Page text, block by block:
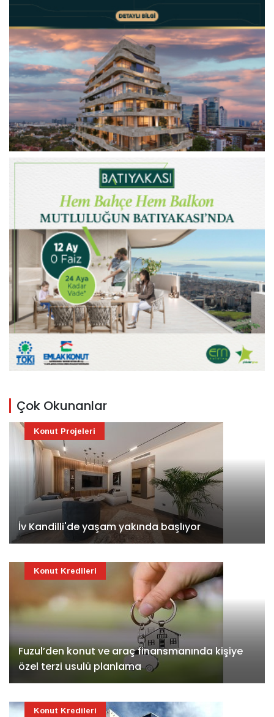
Çok Okunanlar
İv Kandilli'de yaşam yakında başlıyor
Konut Projeleri
Fuzul’den konut ve araç finansmanında kişiye
özel terzi usulü planlama
Konut Kredileri
Konut Kredileri